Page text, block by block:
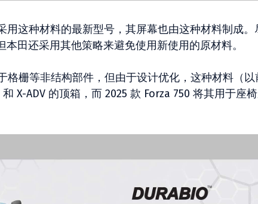
用这种材料的最新型号，其屏幕也由这种材料制成。
田还采用其他策略来避免使用新使用的原材料。
格栅等非结构部件，但由于设计优化，这种材料（以
X-ADV 的顶箱，而 2025 款 Forza 750 将其用于座